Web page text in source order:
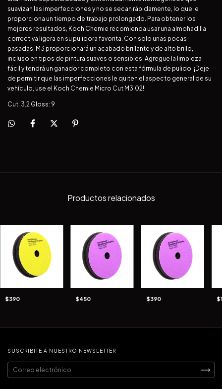
suavizan las imperfecciones y no se secan rápidamente, lo que le
proporciona un tiempo de trabajo prolongado. Para obtener los
mejores resultados, Koch Chemie recomienda usar una almohadilla
correctiva ligera en su pulidora favorita. Con solo unas pocas
pasadas, M3 proporcionará un acabado brillante y de alto brillo,
incluso en tipos de pintura suaves o sensibles. Agregue la limpieza
fácil y tendrá un ganador completo con esta fórmula de pulido. ¡Deje
de permitir que las imperfecciones le quiten el aspecto general de su
vehículo, use el Koch Chemie Micro Cut M3.02!
Cut: 3.2 Gloss: 9
Productos relacionados
$390 $450 $390
SUSCRIBITE A NUESTRO NEWSLETTER